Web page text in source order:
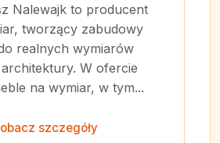
Nalewajk to producent
tworzący zabudowy
realnych wymiarów
W ofercie
na wymiar, w tym...
szczegóły